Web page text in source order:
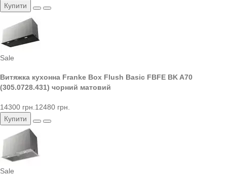
Купити
Sale
Витяжка кухонна Franke Box Flush Basic FBFE BK A70
(305.0728.431) чорний матовий
14300 грн. 12480 грн.
Купити
Sale